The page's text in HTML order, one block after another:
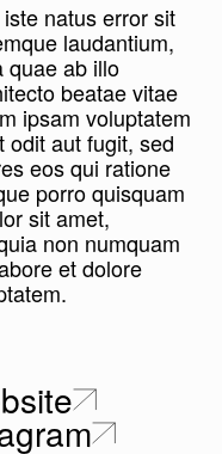
natus error sit
laudantium,
quae ab illo
beatae vitae
ipsam voluptatem
odit aut fugit, sed
eos qui ratione
porro quisquam
sit amet,
non numquam
et dolore